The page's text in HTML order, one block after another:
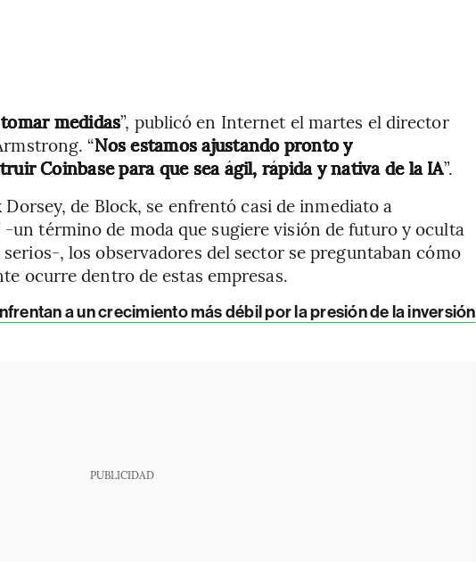
medidas”, publicó en Internet el martes el director
“Nos estamos ajustando pronto y
Coinbase para que sea ágil, rápida y nativa de la IA”.
de Block, se enfrentó casi de inmediato a
-un término de moda que sugiere visión de futuro y oculta
, los observadores del sector se preguntaban cómo
ocurre dentro de estas empresas.
a un crecimiento más débil por la presión de la inversión
PUBLICIDAD